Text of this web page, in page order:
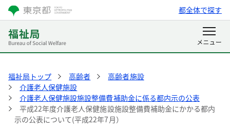
都全体で探す
福祉局トップ 高齢者
高齢者施設
介護老人保健施設
介護老人保健施設施設整備費補助金に係る都内示の公表
平成22年度介護老人保健施設施設整備費補助金にかかる都内
示の公表について(平成22年7月）